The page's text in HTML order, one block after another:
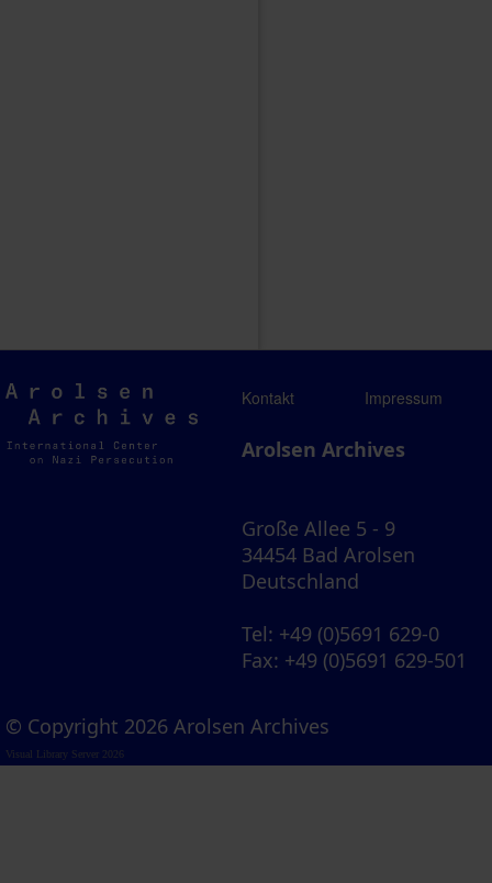
Arolsen
Archives
Kontakt Impressum
Arolsen Archives
Große Allee 5 - 9
34454 Bad Arolsen
Deutschland
Tel: +49 (0)5691 629-0
Fax: +49 (0)5691 629-501
© Copyright 2026 Arolsen Archives
Visual Library Server 2026